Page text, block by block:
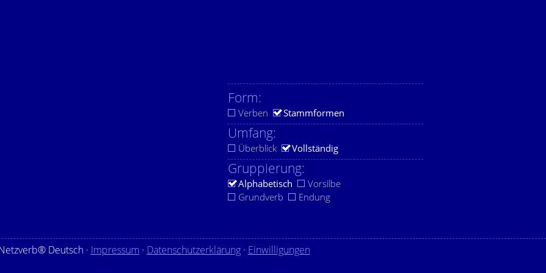
Form:
Verben Stammformen
Umfang:
Überblick Vollständig
Gruppierung:
Alphabetisch
Vorsilbe
Grundverb
Endung
Deutsch · Impressum · Datenschutzerklärung· Einwilligungen